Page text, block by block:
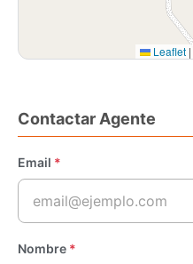
Leaflet |
Contactar Agente
Email *
Nombre *